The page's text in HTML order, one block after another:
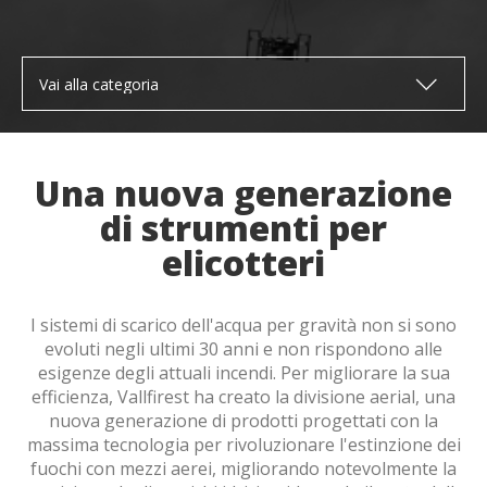
EN FR
(+34) 93 867 87 79
Contatto
Una nuova generazione
di strumenti per
elicotteri
I sistemi di scarico dell'acqua per gravità non si sono
evoluti negli ultimi 30 anni e non rispondono alle
esigenze degli attuali incendi. Per migliorare la sua
efficienza, Vallfirest ha creato la divisione aerial, una
nuova generazione di prodotti progettati con la
massima tecnologia per rivoluzionare l'estinzione dei
fuochi con mezzi aerei, migliorando notevolmente la
Ho letto e accetto l'Avvertenze legali e la Politica della
privacy
Invia
Modifica i cookie